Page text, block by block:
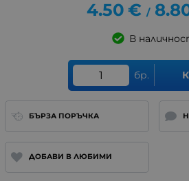
4.50 € /
В
бр.
БЪРЗА ПОРЪЧКА
ДОБАВИ В ЛЮБИМИ